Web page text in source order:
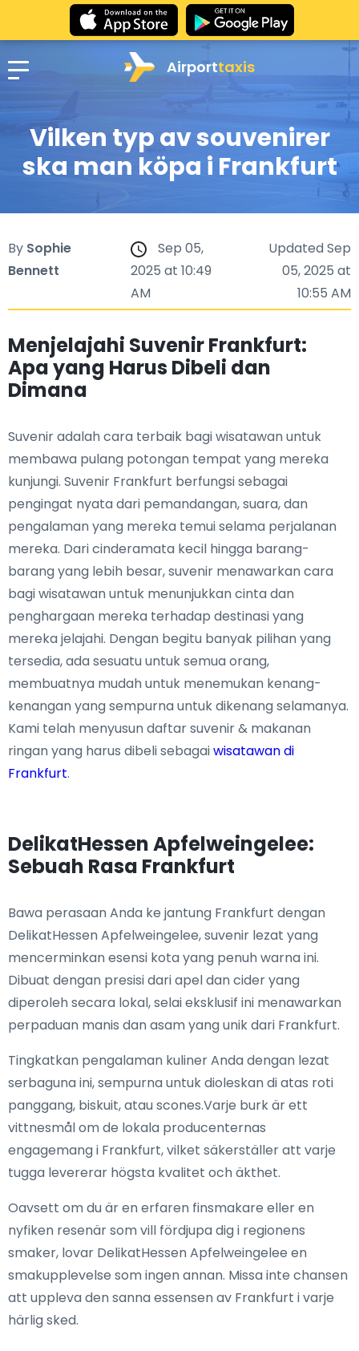
Airporttaxis
Vilken typ av souvenirer
ska man köpa i Frankfurt
By Sophie
Bennett
Sep 05,
2025 at 10:49
AM
Updated Sep
05, 2025 at
10:55 AM
Menjelajahi Suvenir Frankfurt:
Apa yang Harus Dibeli dan
Dimana
Suvenir adalah cara terbaik bagi wisatawan untuk
membawa pulang potongan tempat yang mereka
kunjungi. Suvenir Frankfurt berfungsi sebagai
pengingat nyata dari pemandangan, suara, dan
pengalaman yang mereka temui selama perjalanan
mereka. Dari cinderamata kecil hingga barang-
barang yang lebih besar, suvenir menawarkan cara
bagi wisatawan untuk menunjukkan cinta dan
penghargaan mereka terhadap destinasi yang
mereka jelajahi. Dengan begitu banyak pilihan yang
tersedia, ada sesuatu untuk semua orang,
membuatnya mudah untuk menemukan kenang-
kenangan yang sempurna untuk dikenang selamanya.
Kami telah menyusun daftar suvenir & makanan
ringan yang harus dibeli sebagaiwisatawan di
Frankfurt.
DelikatHessen Apfelweingelee:
Sebuah Rasa Frankfurt
Bawa perasaan Anda ke jantung Frankfurt dengan
DelikatHessen Apfelweingelee, suvenir lezat yang
mencerminkan esensi kota yang penuh warna ini.
Dibuat dengan presisi dari apel dan cider yang
diperoleh secara lokal, selai eksklusif ini menawarkan
perpaduan manis dan asam yang unik dari Frankfurt.
Tingkatkan pengalaman kuliner Anda dengan lezat
serbaguna ini, sempurna untuk dioleskan di atas roti
panggang, biskuit, atau scones.Varje burk är ett
vittnesmål om de lokala producenternas
engagemang i Frankfurt, vilket säkerställer att varje
tugga levererar högsta kvalitet och äkthet.
Oavsett om du är en erfaren finsmakare eller en
nyfiken resenär som vill fördjupa dig i regionens
smaker, lovar DelikatHessen Apfelweingelee en
smakupplevelse som ingen annan. Missa inte chansen
att uppleva den sanna essensen av Frankfurt i varje
härlig sked.